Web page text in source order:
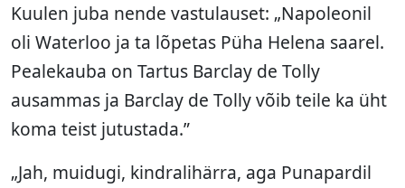
Kuulen juba nende vastulauset: „Napoleonil
oli Waterloo ja ta lõpetas Püha Helena saarel.
Pealekauba on Tartus Barclay de Tolly
ausammas ja Barclay de Tolly võib teile ka üht
koma teist jutustada.”
„Jah, muidugi, kindralihärra, aga Punapardil